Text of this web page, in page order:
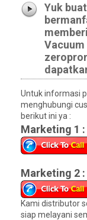
Yuk
Vacuum
Untuk informasi
menghubungi
berikut ini ya :
Marketing 1 :
Marketing 2 :
Kami distributor
siap melayani